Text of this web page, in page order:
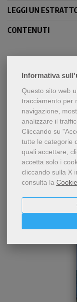
Informativa
Questo sito web
tracciamento per
navigazione,
analizzare il
Cliccando su
tutte le categorie
quali accettare,
accetta solo i
cliccando sulla X
consulta la
LEGGI UN
CONTENUTI
Chi ha
ha